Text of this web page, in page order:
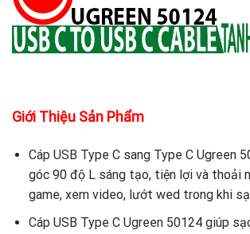
Giới Thiệu Sản Phẩm
Cáp USB Type C sang Type C Ugreen
góc 90 độ L sáng tạo, tiện lợi và thoải
game, xem video, lướt wed trong khi
Cáp USB Type C Ugreen 50124 giúp